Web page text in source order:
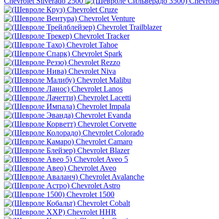
Chevrolet Cruze
Chevrolet Venture
Chevrolet Trailblazer
Chevrolet Tracker
Chevrolet Tahoe
Chevrolet Spark
Chevrolet Rezzo
Chevrolet Niva
Chevrolet Malibu
Chevrolet Lanos
Chevrolet Lacetti
Chevrolet Impala
Chevrolet Evanda
Chevrolet Corvette
Chevrolet Colorado
Chevrolet Camaro
Chevrolet Blazer
Chevrolet Aveo 5
Chevrolet Aveo
Chevrolet Avalanche
Chevrolet Astro
Chevrolet 1500
Chevrolet Cobalt
Chevrolet HHR